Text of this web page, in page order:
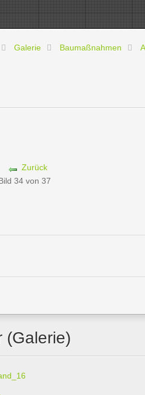
Galerie Baumaßnahmen
Zurück
34 von 37
(Galerie)